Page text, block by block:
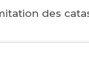
des